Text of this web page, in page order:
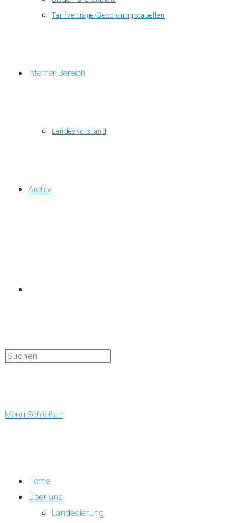
Tarifverträge/Besoldungstabellen
Interner Bereich
Landesvorstand
Archiv
Menü Schließen
Home
Über uns
Landesleitung